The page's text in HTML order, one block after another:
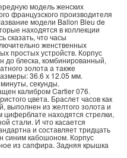
модель женских
французского производителя
модели Ballon Bleu de
находятся в коллекции
сказать, что часы
женственных
простых устройств. Корпус
до блеска, комбинированный,
золота а также
36.6 х 12.05 мм.
секунды.
калибром Cartier 076.
цвета. Браслет часов как
выполнен из желтого золота и
находятся стрелки,
стали. И что касается
и составляет тридцать
синим кабошоном. Корпус
из сапфира. Задняя крышка